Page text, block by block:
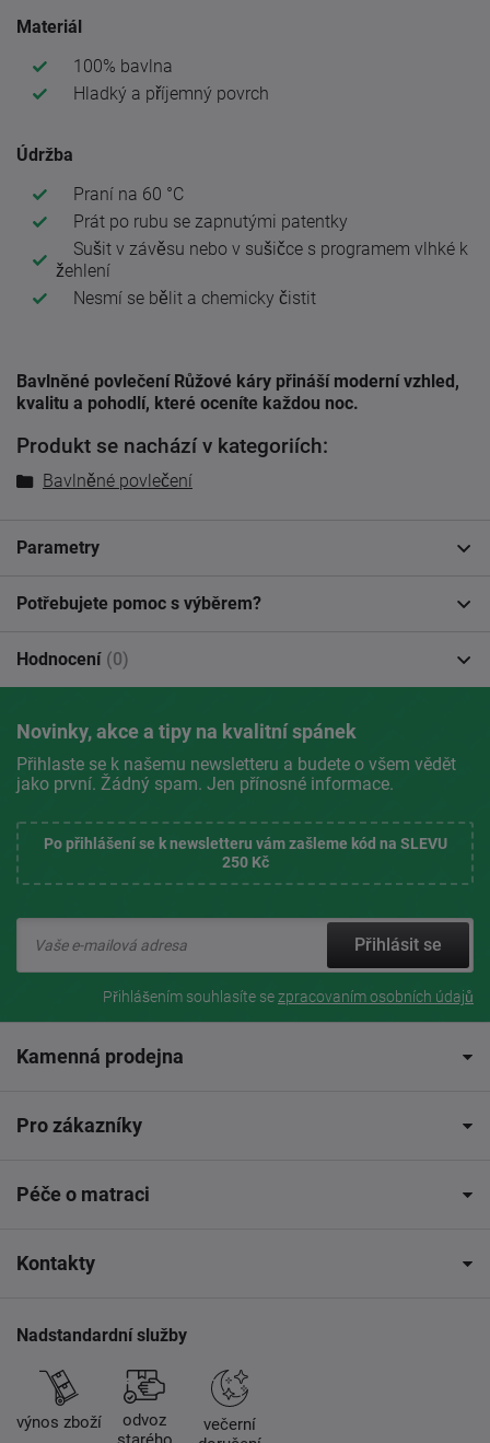
Materiál
100% bavlna
Hladký a příjemný povrch
Údržba
Praní na 60 °C
Prát po rubu se zapnutými patentky
Sušit v závěsu nebo v sušičce s programem vlhké k
žehlení
Nesmí se bělit a chemicky čistit
Bavlněné povlečení Růžové káry přináší moderní vzhled,
kvalitu a pohodlí, které oceníte každou noc.
Produkt se nachází v kategoriích:
Bavlněné povlečení
Parametry
Potřebujete pomoc s výběrem?
Hodnocení (0)
Novinky, akce a tipy na kvalitní spánek
Přihlaste se k našemu newsletteru a budete o všem vědět
jako první. Žádný spam. Jen přínosné informace.
Po přihlášení se k newsletteru vám zašleme kód na SLEVU
250 Kč
Přihlásit se
Přihlášením souhlasíte sezpracovaním osobních údajů
Kamenná prodejna
Pro zákazníky
Péče o matraci
Kontakty
Nadstandardní služby
výnos zboží
odvoz
večerní